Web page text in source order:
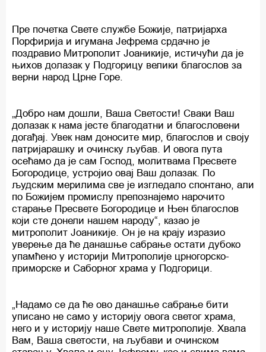
Пре почетка Свете службе Божије, патријарха
Порфирија и игумана Јефрема срдачно је
поздравио Митрополит Јоаникије, истичући да је
њихов долазак у Подгорицу велики благослов за
верни народ Црне Горе.
„Добро нам дошли, Ваша Светости! Сваки Ваш
долазак к нама јесте благодатни и благословени
догађај. Увек нам доносите мир, благослов и своју
патријарашку и очинску љубав. И овога пута
осећамо да је сам Господ, молитвама Пресвете
Богородице, устројио овај Ваш долазак. По
људским мерилима све је изгледало спонтано, али
по Божијем промислу препознајемо нарочито
старање Пресвете Богородице и Њен благослов
који сте донели нашем народу“, казао је
митрополит Јоаникије. Он је на крају изразио
уверење да ће данашње сабрање остати дубоко
упамћено у историји Митрополије црногорско-
приморске и Саборног храма у Подгорици.
„Надамо се да ће ово данашње сабрање бити
уписано не само у историју овога светог храма,
него и у историју наше Свете митрополије. Хвала
Вам, Ваша светости, на љубави и очинском